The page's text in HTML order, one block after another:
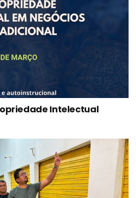
Intelectual